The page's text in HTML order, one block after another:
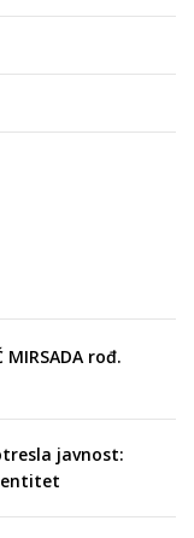
rođ.
javnost: